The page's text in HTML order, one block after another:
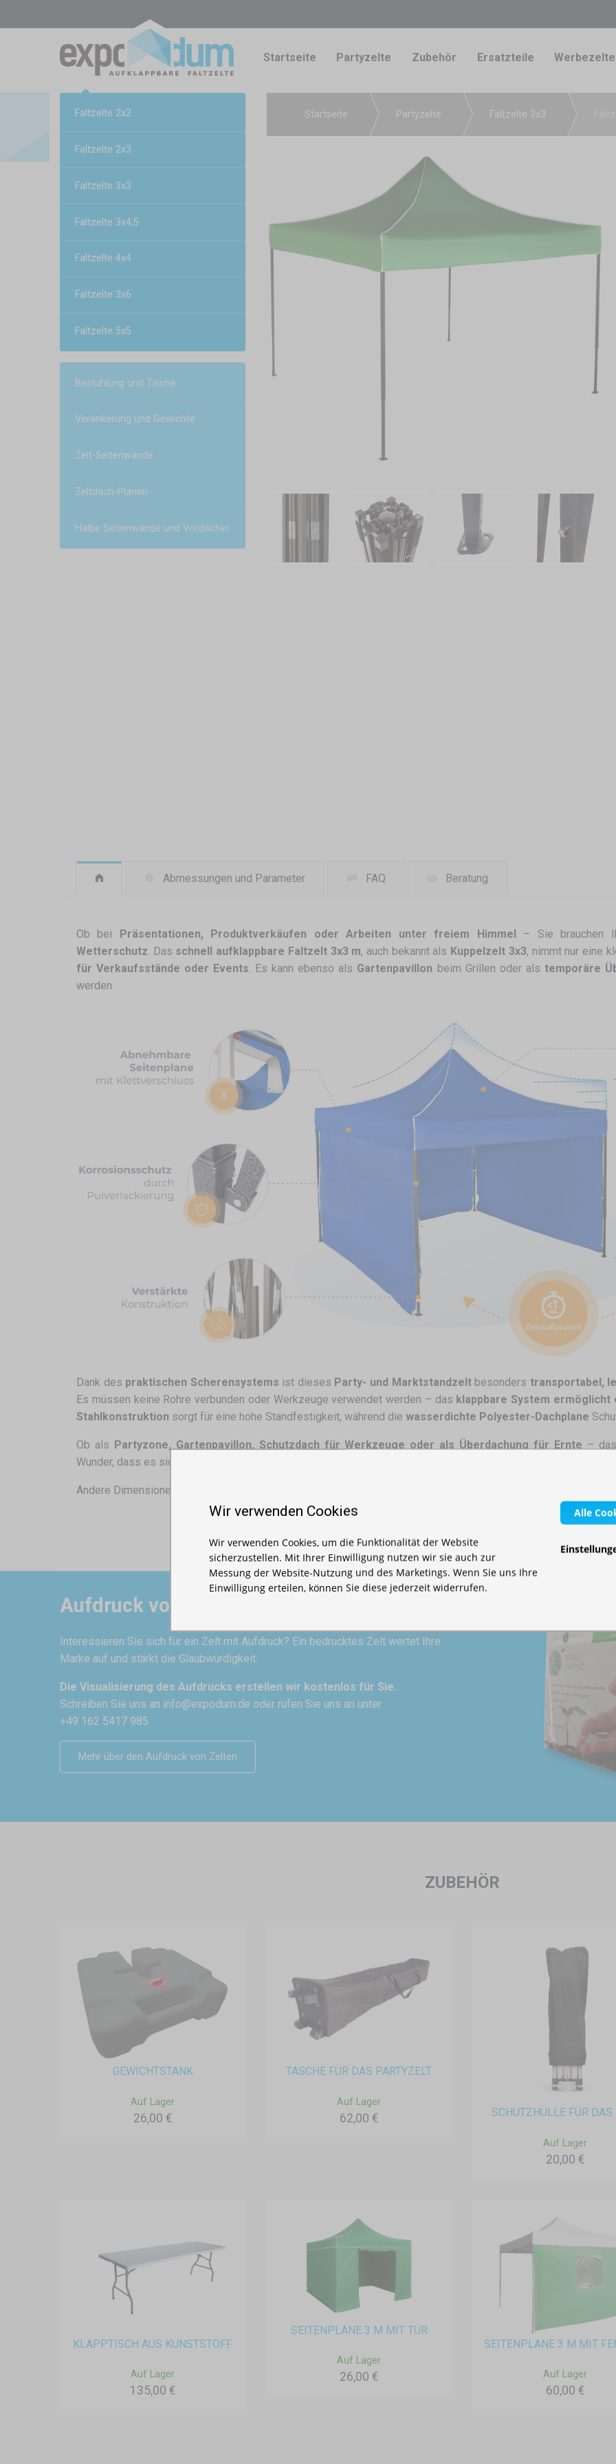
Startseite Partyzelte Zubehör Ersatzteile Werbezelte
Faltzelte 2x2
Faltzelte 2x3
Faltzelte 3x3
Faltzelte 3x4,5
Faltzelte 4x4
Faltzelte 3x6
Faltzelte 5x5
Bestuhlung und Tische
Verankerung und Gewichte
Zelt-Seitenwände
Zeltdach-Planen
Halbe Seitenwände und Vordächer
Startseite Partyzelte Faltzelte 3x3
Abmessungen und Parameter FAQ Beratung
Ob bei Präsentationen, Produktverkäufen oder Arbeiten unter freiem Himmel – Sie brauchen
Wetterschutz . Das schnell aufklappbare Faltzelt 3x3 m, auch bekannt als Kuppelzelt 3x3, nimmt nur eine
für Verkaufsstände oder Events . Es kann ebenso als Gartenpavillon beim Grillen oder als temporäre
werden.
Dank des praktischen Scherensystems ist dieses Party- und Marktstandzeltbesonders transportabel,
Es müssen keine Rohre verbunden oder Werkzeuge verwendet werden – das klappbare System ermöglicht
Stahlkonstruktion sorgt für eine hohe Standfestigkeit, während die wasserdichte Polyester-Dachplane
Ob als Partyzone, Gartenpavillon, Schutzdach für Werkzeuge oder als Überdachung für Ernte –
Wunder, dass es sich um unsere
Andere Dimensionen:
Aufdruck von Zelten
Interessieren Sie sich für ein Zelt mit Aufdruck? Ein bedrucktes Zelt wertet Ihre
Marke auf und stärkt die Glaubwürdigkeit.
Die Visualisierung des Aufdrucks erstellen wir kostenlos für Sie.
Schreiben Sie uns an info@expodum.de oder rufen Sie uns an unter
+49 162 5417 985
Mehr über den Aufdruck von Zelten
ZUBEHÖR
GEWICHTSTANK
Auf Lager
26,00 €
TASCHE FÜR DAS PARTYZELT
Auf Lager
62,00 € SCHUTZHÜLLE FÜR DAS
Auf Lager
20,00 €
KLAPPTISCH AUS KUNSTSTOFF
Auf Lager
135,00 €
SEITENPLANE 3 M MIT TÜR
Auf Lager
26,00 €
SEITENPLANE 3 M MIT
Auf Lager
60,00 €
Wir verwenden Cookies
Wir verwenden Cookies, um die Funktionalität der Website
sicherzustellen. Mit Ihrer Einwilligung nutzen wir sie auch zur
Messung der Website-Nutzung und des Marketings. Wenn Sie uns Ihre
Einwilligung erteilen, können Sie diese jederzeit widerrufen.
Alle